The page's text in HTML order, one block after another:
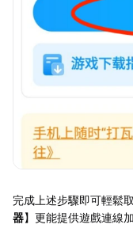
完成上述步驟即可輕鬆
器】更能提供遊戲連線